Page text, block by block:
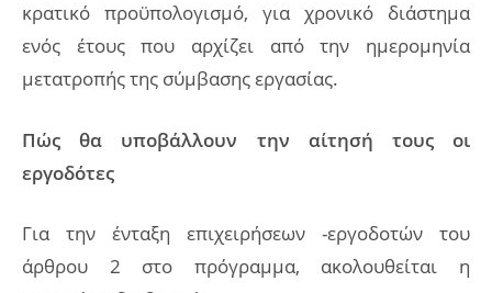
κρατικό προϋπολογισμό, για χρονικό διάστημα
ενός έτους που αρχίζει από την ημερομηνία
μετατροπής της σύμβασης εργασίας.
Πώς θα υποβάλλουν την αίτησή τους οι
εργοδότες
Για την ένταξη επιχειρήσεων -εργοδοτών του
άρθρου 2 στο πρόγραμμα, ακολουθείται η